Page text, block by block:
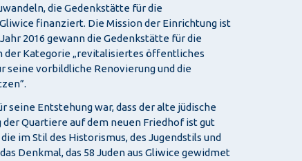
die Gedenkstätte für die
finanziert. Die Mission der Einrichtung ist
2016 gewann die Gedenkstätte für die
der Kategorie „revitalisiertes öffentliches
seine vorbildliche Renovierung und die
seine Entstehung war, dass der alte jüdische
der Quartiere auf dem neuen Friedhof ist gut
im Stil des Historismus, des Jugendstils und
Denkmal, das 58 Juden aus Gliwice gewidmet